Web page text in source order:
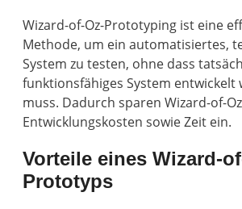
Wizard-of-Oz-Prototyping ist eine
Methode, um ein automatisiertes,
System zu testen, ohne dass
funktionsfähiges System entwickelt
muss. Dadurch sparen Wizard-of-
Entwicklungskosten sowie Zeit ein.
Vorteile eines Wizard-
Prototyps